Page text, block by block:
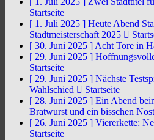
Startseite
[ 1. Juli 2025 ] Heute Abend
Stadtmeisterschaft 2025
[ 30. Juni 2025 ] Acht Tore in
[ 29. Juni 2025 ]
Startseite
[ 29. Juni 2025 ] Nächste
Wahlschied
Startseite
[ 28. Juni 2025 ] Ein Abend
Bratwurst und ein bisschen
[ 26. Juni 2025 ] Viererkette:
Startseite